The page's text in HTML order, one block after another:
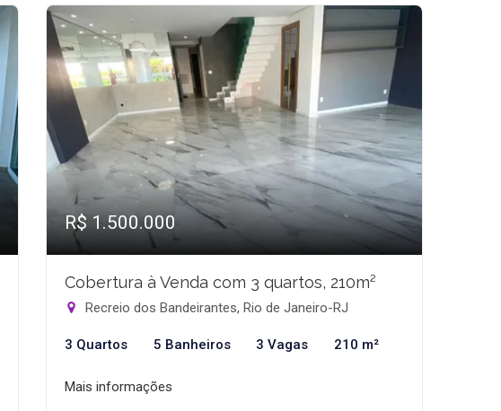
R$ 1.500.000
Cobertura à Venda com 3 quartos, 210m²
Recreio dos Bandeirantes, Rio de Janeiro-RJ
3 Quartos 5 Banheiros 3 Vagas 210 m²
Mais informações